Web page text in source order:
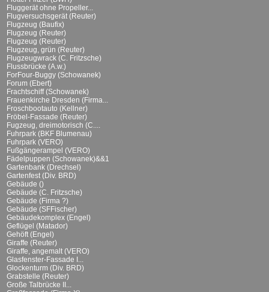
Fluggerät ohne Propeller...
Flugversuchsgerät (Reuter)
Flugzeug (Baufix)
Flugzeug (Reuter)
Flugzeug (Reuter)
Flugzeug, grün (Reuter)
Flugzeugwrack (C. Fritzsche)
Flussbrücke (A.w.)
ForFour-Buggy (Schowanek)
Forum (Ebert)
Frachtschiff (Schowanek)
Frauenkirche Dresden (Firma...
Froschbootauto (Kellner)
Fröbel-Fassade (Reuter)
Fugzeug, dreimotorisch (C....
Fuhrpark (BKF Blumenau)
Fuhrpark (VERO)
Fußgängerampel (VERO)
Fädelpuppen (Schowanek)&&1
Gartenbank (Drechsel)
Gartenfest (Div. BRD)
Gebäude ()
Gebäude (C. Fritzsche)
Gebäude (Firma ?)
Gebäude (SFFischer)
Gebäudekomplex (Engel)
Geflügel (Matador)
Gehöft (Engel)
Giraffe (Reuter)
Giraffe, angemalt (VERO)
Glasfenster-Fassade I...
Glockenturm (Div. BRD)
Grabstelle (Reuter)
Große Talbrücke II...